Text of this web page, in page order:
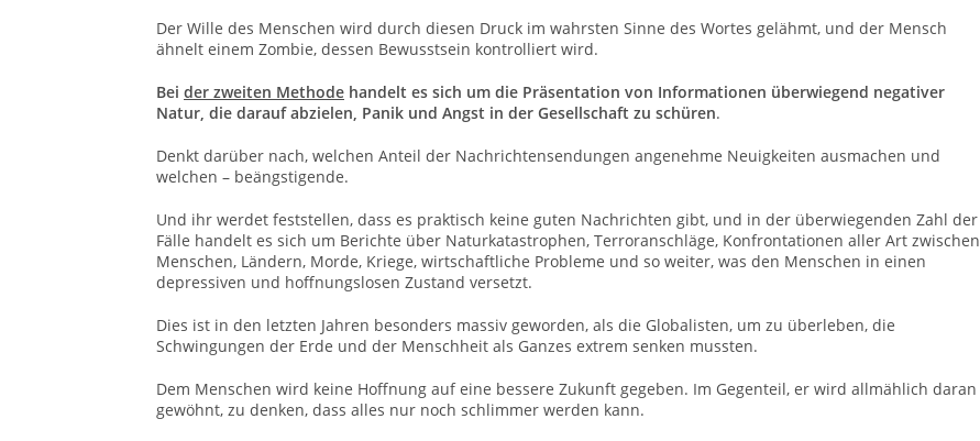
Der Wille des Menschen wird durch diesen Druck im wahrsten Sinne des Wortes gelähmt, und der Mensch
ähnelt einem Zombie, dessen Bewusstsein kontrolliert wird.
Bei der zweiten Methode handelt es sich um die Präsentation von Informationen überwiegend negativer
Natur, die darauf abzielen, Panik und Angst in der Gesellschaft zu schüren.
Denkt darüber nach, welchen Anteil der Nachrichtensendungen angenehme Neuigkeiten ausmachen und
welchen – beängstigende.
Und ihr werdet feststellen, dass es praktisch keine guten Nachrichten gibt, und in der überwiegenden Zahl der
Fälle handelt es sich um Berichte über Naturkatastrophen, Terroranschläge, Konfrontationen aller Art zwischen
Menschen, Ländern, Morde, Kriege, wirtschaftliche Probleme und so weiter, was den Menschen in einen
depressiven und hoffnungslosen Zustand versetzt.
Dies ist in den letzten Jahren besonders massiv geworden, als die Globalisten, um zu überleben, die
Schwingungen der Erde und der Menschheit als Ganzes extrem senken mussten.
Dem Menschen wird keine Hoffnung auf eine bessere Zukunft gegeben. Im Gegenteil, er wird allmählich daran
gewöhnt, zu denken, dass alles nur noch schlimmer werden kann.